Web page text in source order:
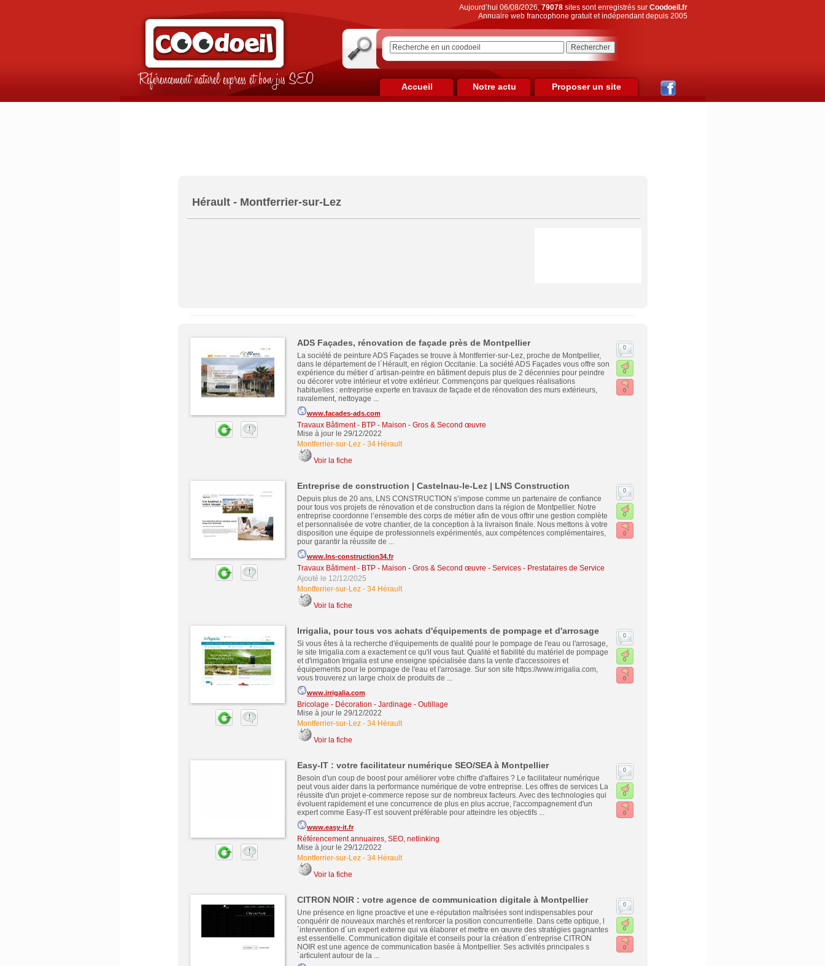
Référencement naturel express et bon jus SEO
Aujourd’hui 06/08/2026,79078sites sont enregistrés sur Coodoeil.fr
Annuaire web francophone gratuit et indépendant depuis 2005
Accueil Notre actu Proposer un site
Hérault - Montferrier-sur-Lez
ADS Façades, rénovation de façade près de Montpellier
La société de peinture ADS Façades se trouve à Montferrier-sur-Lez, proche de Montpellier,
dans le département de l´Hérault, en région Occitanie. La société ADS Façades vous offre son
expérience du métier d´artisan-peintre en bâtiment depuis plus de 2 décennies pour peindre
ou décorer votre intérieur et votre extérieur. Commençons par quelques réalisations
habituelles : entreprise experte en travaux de façade et de rénovation des murs extérieurs,
ravalement, nettoyage ...
www.facades-ads.com
Travaux Bâtiment - BTP - Maison - Gros & Second œuvre
Mise à jour le 29/12/2022
Montferrier-sur-Lez- 34 Hérault
Voir la fiche
0
0
0
Entreprise de construction | Castelnau-le-Lez | LNS Construction
Depuis plus de 20 ans, LNS CONSTRUCTION s’impose comme un partenaire de confiance
pour tous vos projets de rénovation et de construction dans la région de Montpellier. Notre
entreprise coordonne l’ensemble des corps de métier afin de vous offrir une gestion complète
et personnalisée de votre chantier, de la conception à la livraison finale. Nous mettons à votre
disposition une équipe de professionnels expérimentés, aux compétences complémentaires,
pour garantir la réussite de ...
www.lns-construction34.fr
Travaux Bâtiment - BTP - Maison - Gros & Second œuvre - Services - Prestataires de Service
Ajouté le 12/12/2025
Montferrier-sur-Lez- 34 Hérault
Voir la fiche
0
0
0
Irrigalia, pour tous vos achats d'équipements de pompage et d'arrosage
Si vous êtes à la recherche d'équipements de qualité pour le pompage de l'eau ou l'arrosage,
le site Irrigalia.com a exactement ce qu'il vous faut. Qualité et fiabilité du matériel de pompage
et d'irrigation Irrigalia est une enseigne spécialisée dans la vente d'accessoires et
équipements pour le pompage de l'eau et l'arrosage. Sur son site https://www.irrigalia.com,
vous trouverez un large choix de produits de ...
www.irrigalia.com
Bricolage - Décoration - Jardinage - Outillage
Mise à jour le 29/12/2022
Montferrier-sur-Lez- 34 Hérault
Voir la fiche
0
0
0
Easy-IT : votre facilitateur numérique SEO/SEA à Montpellier
Besoin d'un coup de boost pour améliorer votre chiffre d'affaires ? Le facilitateur numérique
peut vous aider dans la performance numérique de votre entreprise. Les offres de services La
réussite d'un projet e-commerce repose sur de nombreux facteurs. Avec des technologies qui
évoluent rapidement et une concurrence de plus en plus accrue, l'accompagnement d'un
expert comme Easy-IT est souvent préférable pour atteindre les objectifs ...
www.easy-it.fr
Référencement annuaires, SEO, netlinking
Mise à jour le 29/12/2022
Montferrier-sur-Lez- 34 Hérault
Voir la fiche
0
0
0
CITRON NOIR : votre agence de communication digitale à Montpellier
Une présence en ligne proactive et une e-réputation maîtrisées sont indispensables pour
conquérir de nouveaux marchés et renforcer la position concurrentielle. Dans cette optique, l
´intervention d´un expert externe qui va élaborer et mettre en œuvre des stratégies gagnantes
est essentielle. Communication digitale et conseils pour la création d´entreprise CITRON
NOIR est une agence de communication basée à Montpellier. Ses activités principales s
´articulent autour de la ...
0
0
0